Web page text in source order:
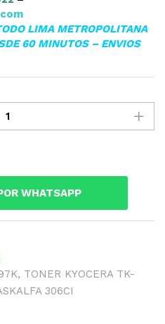
LIMA METROPOLITANA
60 MINUTOS – ENVIOS
WHATSAPP
, TONER KYOCERA TK-
306CI